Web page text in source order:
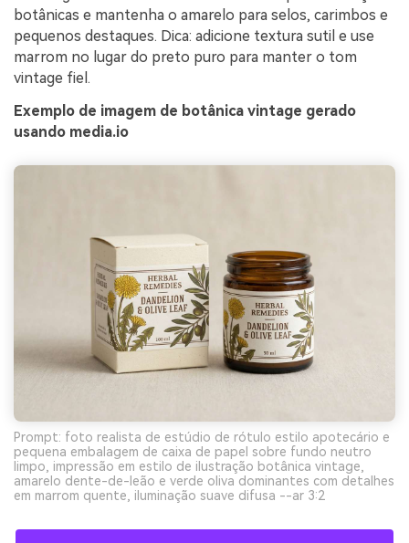
botânicas e mantenha o amarelo para selos, carimbos e
pequenos destaques. Dica: adicione textura sutil e use
marrom no lugar do preto puro para manter o tom
vintage fiel.
Exemplo de imagem de botânica vintage gerado
usando media.io
Prompt: foto realista de estúdio de rótulo estilo apotecário e
pequena embalagem de caixa de papel sobre fundo neutro
limpo, impressão em estilo de ilustração botânica vintage,
amarelo dente-de-leão e verde oliva dominantes com detalhes
em marrom quente, iluminação suave difusa --ar 3:2